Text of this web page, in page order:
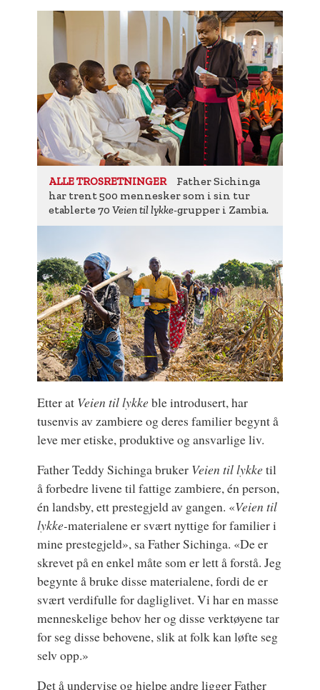
ALLE TROSRETNINGER
Father Sichinga
har trent 500 mennesker som i sin tur
etablerte 70Veien til lykke-grupper i Zambia.
Etter at Veien til lykkeble introdusert, har
tusenvis av zambiere og deres familier begynt å
leve mer etiske, produktive og ansvarlige liv.
Father Teddy Sichinga bruker Veien til lykketil
å forbedre livene til fattige zambiere, én person,
én landsby, ett prestegjeld av gangen. «Veien til
lykke-materialene er svært nyttige for familier i
mine prestegjeld», sa Father Sichinga. «De er
skrevet på en enkel måte som er lett å forstå. Jeg
begynte å bruke disse materialene, fordi de er
svært verdifulle for dagliglivet. Vi har en masse
menneskelige behov her og disse verktøyene tar
for seg disse behovene, slik at folk kan løfte seg
selv opp.»
Det å undervise og hjelpe andre ligger Father